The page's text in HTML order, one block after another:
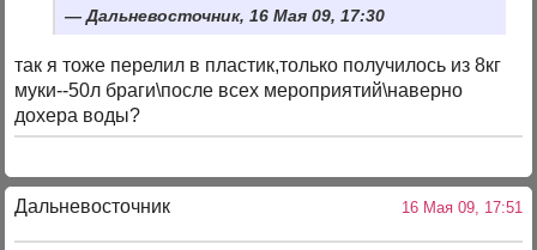
Дальневосточник, 16 Мая 09, 17:30
так я тоже перелил в пластик,только получилось из 8кг
муки--50л браги\после всех мероприятий\наверно
дохера воды?
Дальневосточник 16 Мая 09, 17:51